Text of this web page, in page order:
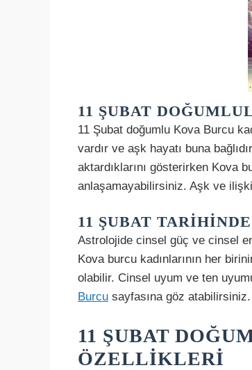
11 ŞUBAT
11 Şubat doğumlu Kova Burcu
vardır ve aşk hayatı buna
aktardıklarını gösterirken Kova
anlaşamayabilirsiniz. Aşk ve
11 ŞUBAT
Astrolojide cinsel güç ve cinsel
Kova burcu kadınlarının her
olabilir. Cinsel uyum ve ten
Burcu sayfasına göz atabilirsiniz.
11 ŞUBAT
ÖZELLIKLERI